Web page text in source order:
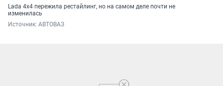
Lada 4x4 пережила рестайлинг, но на самом деле почти не
изменилась
Источник: АВТОВАЗ